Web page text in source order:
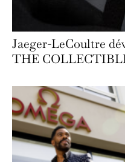
Jaeger-LeCoultre
THE